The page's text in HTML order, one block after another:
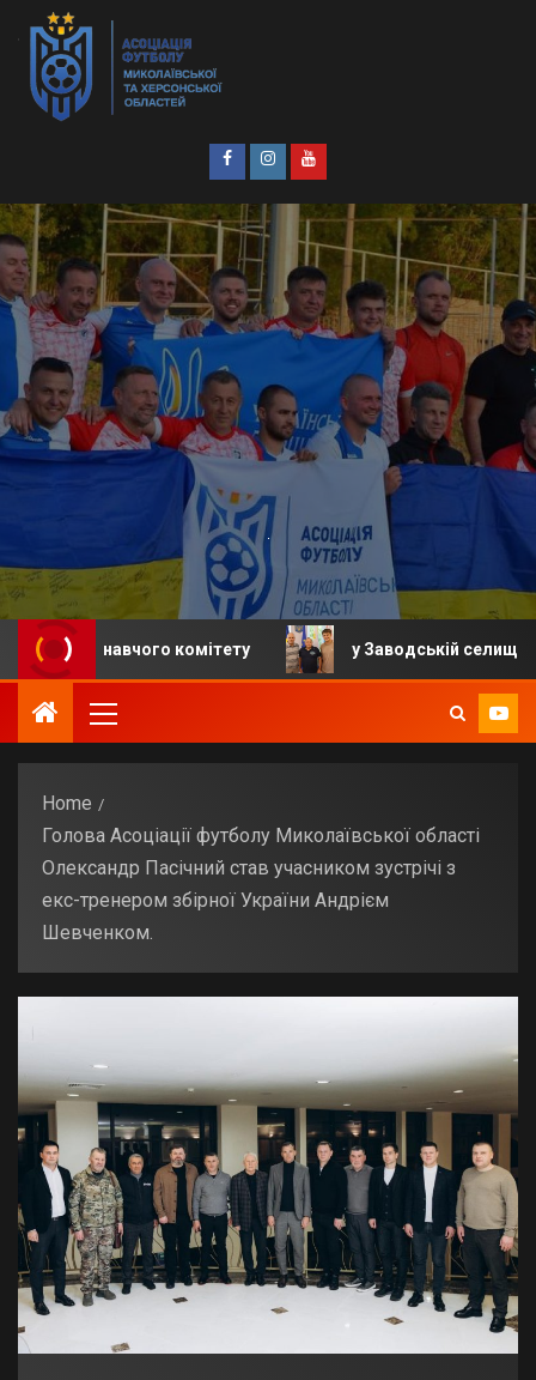
комітету у Заводській селищній
Home
Голова Асоціації футболу Миколаївської області
Олександр Пасічний став учасником зустрічі з
екс-тренером збірної України Андрієм
Шевченком.